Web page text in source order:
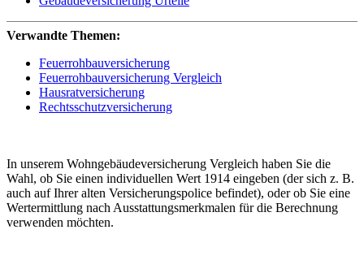
Verwandte Themen:
Feuerrohbauversicherung
Feuerrohbauversicherung Vergleich
Hausratversicherung
Rechtsschutzversicherung
In unserem Wohngebäudeversicherung Vergleich haben Sie die
Wahl, ob Sie einen individuellen Wert 1914 eingeben (der sich z. B.
auch auf Ihrer alten Versicherungspolice befindet), oder ob Sie eine
Wertermittlung nach Ausstattungsmerkmalen für die Berechnung
verwenden möchten.